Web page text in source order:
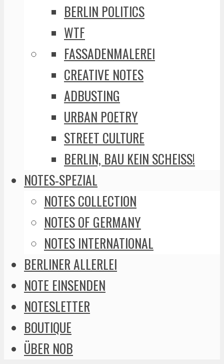
BERLIN POLITICS
WTF
FASSADENMALEREI
CREATIVE NOTES
ADBUSTING
URBAN POETRY
STREET CULTURE
BERLIN, BAU KEIN SCHEISS!
NOTES-SPEZIAL
NOTES COLLECTION
NOTES OF GERMANY
NOTES INTERNATIONAL
BERLINER ALLERLEI
NOTE EINSENDEN
NOTESLETTER
BOUTIQUE
ÜBER NOB